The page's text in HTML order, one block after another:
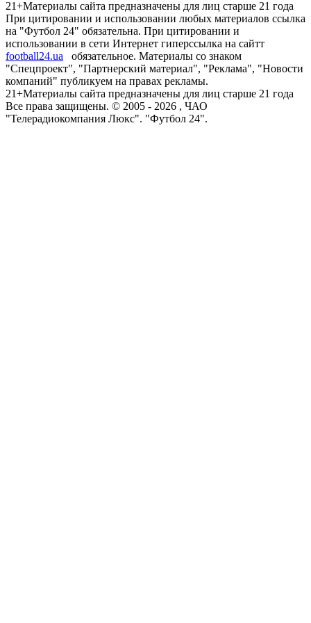
21+Материалы сайта предназначены для лиц старше 21 года
При цитировании и использовании любых материалов ссылка
на "Футбол 24" обязательна. При цитировании и
использовании в сети Интернет гиперссылка на сайтт
football24.ua
обязательное. Материалы со знаком
"Спецпроект", "Партнерский материал", "Реклама", "Новости
компаний" публикуем на правах рекламы.
21+Материалы сайта предназначены для лиц старше 21 года
Все права защищены. © 2005 - 2026 , ЧАО
"Телерадиокомпания Люкс". "Футбол 24".